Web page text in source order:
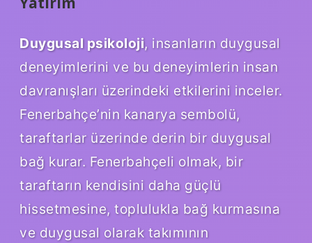
Duygusal psikoloji, insanların duygusal
deneyimlerini ve bu deneyimlerin insan
davranışları üzerindeki etkilerini inceler.
Fenerbahçe’nin kanarya sembolü,
taraftarlar üzerinde derin bir duygusal
bağ kurar. Fenerbahçeli olmak, bir
taraftarın kendisini daha güçlü
hissetmesine, toplulukla bağ kurmasına
ve duygusal olarak takımının